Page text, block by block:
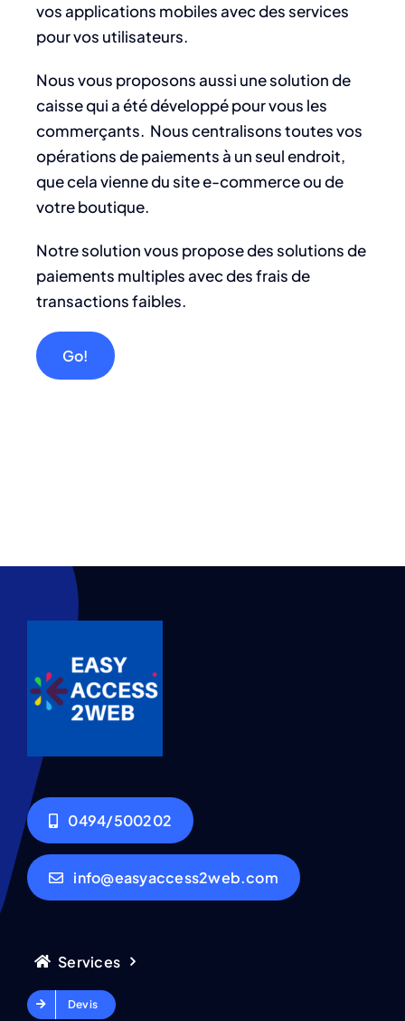
vos applications mobiles avec des services
pour vos utilisateurs.
Nous vous proposons aussi une solution de
caisse qui a été développé pour vous les
commerçants. Nous centralisons toutes vos
opérations de paiements à un seul endroit,
que cela vienne du site e-commerce ou de
votre boutique.
Notre solution vous propose des solutions de
paiements multiples avec des frais de
transactions faibles.
Go!
0494/500202
info@easyaccess2web.com
Services
Devis